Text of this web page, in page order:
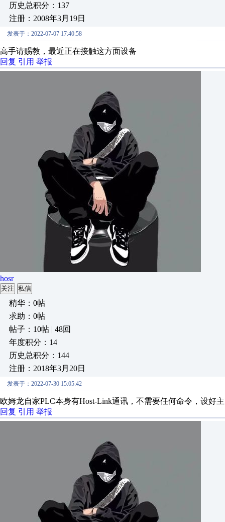
历史总积分：137
注册：2008年3月19日
发表于：2022-07-07 17:40:58
高手请赐教，最近正在接触这方面设备
回复 引用 举报
hosr
关注 私信
精华：0帖
求助：0帖
帖子：10帖 | 48回
年度积分：14
历史总积分：144
注册：2018年3月20日
发表于：2022-07-30 15:05:42
欧姆龙自家PLC本身有Host-Link通讯，不需要任何命令，设好
回复 引用 举报